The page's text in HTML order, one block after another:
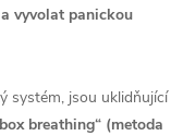
vyvolat panickou
systém, jsou uklidňující
breathing“ (metoda